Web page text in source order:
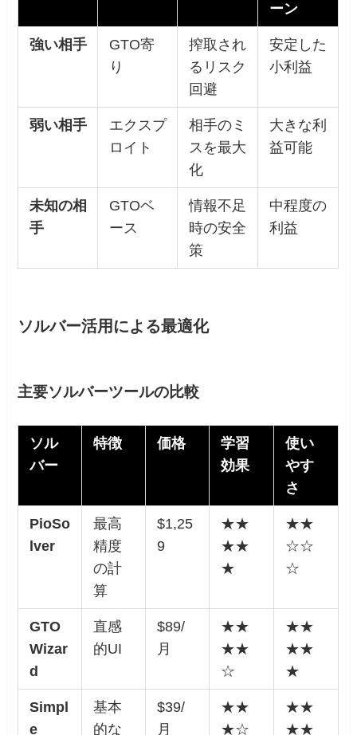
ーン
強い相手
GTO寄
り
搾取され
るリスク
回避
安定した
小利益
弱い相手
エクスプ
ロイト
相手のミ
スを最大
化
大きな利
益可能
未知の相
手
GTOベ
ース
情報不足
時の安全
策
中程度の
利益
ソルバー活用による最適化
主要ソルバーツールの比較
ソル
バー
特徴 価格
学習
効果
使い
やす
さ
PioSo
lver
最高
精度
の計
算
$1,25
9
★★
★★
★
★★
☆☆
☆
GTO
Wizar
d
直感
的UI
$89/
月
★★
★★
☆
★★
★★
★
Simpl
e
基本
的な
$39/
月
★★
★☆
★★
★★